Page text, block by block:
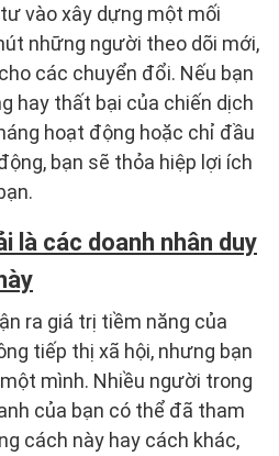
vào xây dựng một mối
những người theo dõi mới,
các chuyển đổi. Nếu bạn
hay thất bại của chiến dịch
hoạt động hoặc chỉ đầu
bạn sẽ thỏa hiệp lợi ích
là các doanh nhân duy
ra giá trị tiềm năng của
tiếp thị xã hội, nhưng bạn
mình. Nhiều người trong
của bạn có thể đã tham
cách này hay cách khác,